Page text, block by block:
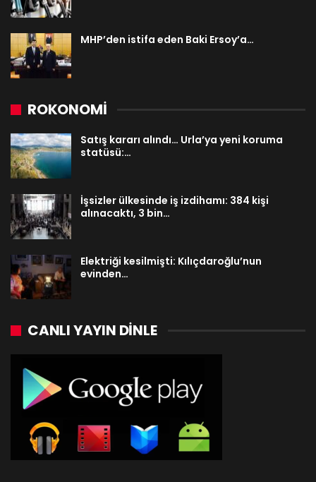
MHP’den istifa eden Baki Ersoy’a…
ROKONOMİ
Satış kararı alındı… Urla’ya yeni koruma
statüsü:…
İşsizler ülkesinde iş izdihamı: 384 kişi
alınacaktı, 3 bin…
Elektriği kesilmişti: Kılıçdaroğlu’nun
evinden…
CANLI YAYIN DINLE